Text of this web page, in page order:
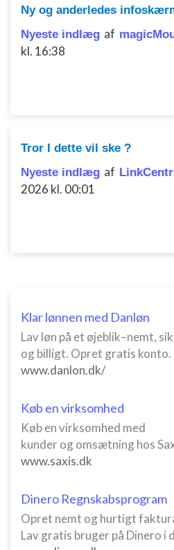
Ny og anderledes
Nyeste indlæg af
kl. 16:38
Tror I dette vil ske ?
Nyeste indlæg af
2026 kl. 00:01
Klar lønnen med Danløn
Lav løn på et øjeblik–nemt,
og billigt. Opret gratis konto.
www.danlon.dk/
Køb en virksomhed
Køb en virksomhed med
kunder og omsætning hos
www.saxis.dk
Dinero Regnskabsprogram
Opret nemt og hurtigt
Lav gratis bruger på Dinero i